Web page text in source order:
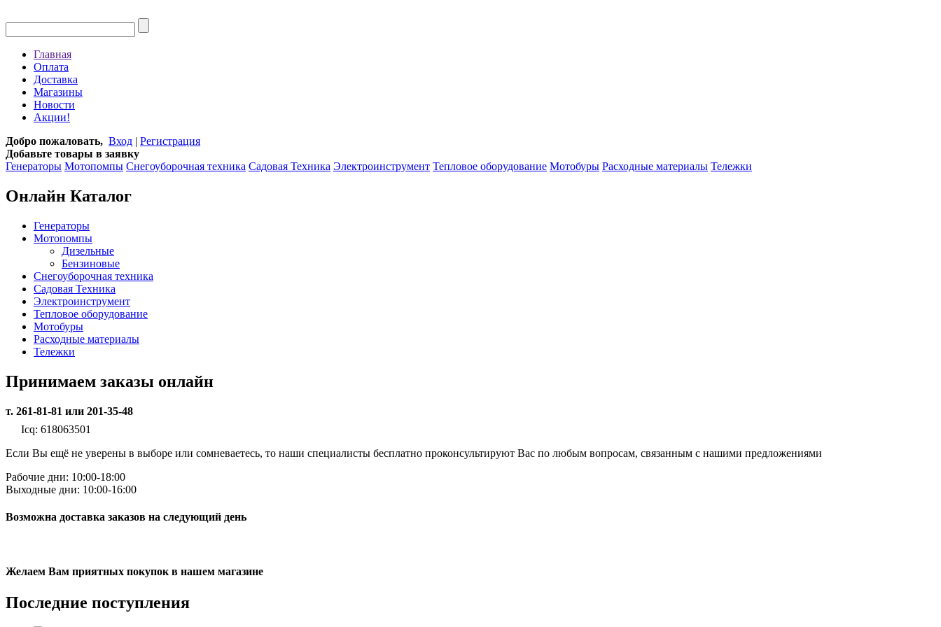
Главная
Оплата
Доставка
Магазины
Новости
Акции!
Добро пожаловать, Вход | Регистрация
Добавьте товары в заявку
Генераторы Мотопомпы Снегоуборочная техника Садовая Техника Электроинструмент Тепловое оборудование Мотобуры Расходные материалы Тележки
Онлайн Каталог
Генераторы
Мотопомпы
Дизельные
Бензиновые
Снегоуборочная техника
Садовая Техника
Электроинструмент
Тепловое оборудование
Мотобуры
Расходные материалы
Тележки
Принимаем заказы онлайн
т. 261-81-81 или 201-35-48
Icq: 618063501
Если Вы ещё не уверены в выборе или сомневаетесь, то наши специалисты бесплатно проконсультируют Вас по любым вопросам, связанным с нашими предложениями
Рабочие дни: 10:00-18:00
Выходные дни: 10:00-16:00
Возможна доставка заказов на следующий день
Желаем Вам приятных покупок в нашем магазине
Последние поступления